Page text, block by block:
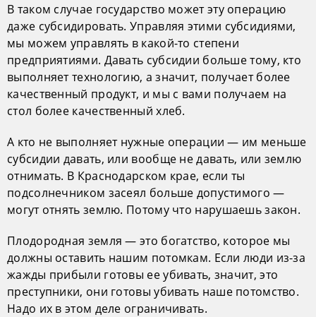
В таком случае государство может эту операцию
даже субсидировать. Управляя этими субсидиями,
мы можем управлять в какой-то степени
предприятиями. Давать субсидии больше тому, кто
выполняет технологию, а значит, получает более
качественный продукт, и мы с вами получаем на
стол более качественный хлеб.
А кто не выполняет нужные операции — им меньше
субсидии давать, или вообще не давать, или землю
отнимать. В Краснодарском крае, если ты
подсолнечником засеял больше допустимого —
могут отнять землю. Потому что нарушаешь закон.
Плодородная земля — это богатство, которое мы
должны оставить нашим потомкам. Если люди из-за
жажды прибыли готовы ее убивать, значит, это
преступники, они готовы убивать наше потомство.
Надо их в этом деле ограничивать.